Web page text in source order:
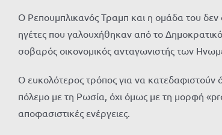
Ο Ρεπουμπλικανός Τραμπ και η ομάδα του
ηγέτες που γαλουχήθηκαν από το
σοβαρός οικονομικός ανταγωνιστής των
Ο ευκολότερος τρόπος για να
πόλεμο με τη Ρωσία, όχι όμως με τη μορφή
αποφασιστικές ενέργειες.